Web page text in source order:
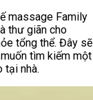
massage Family
thư giãn cho
tổng thể. Đây sẽ
tìm kiếm một
tại nhà.